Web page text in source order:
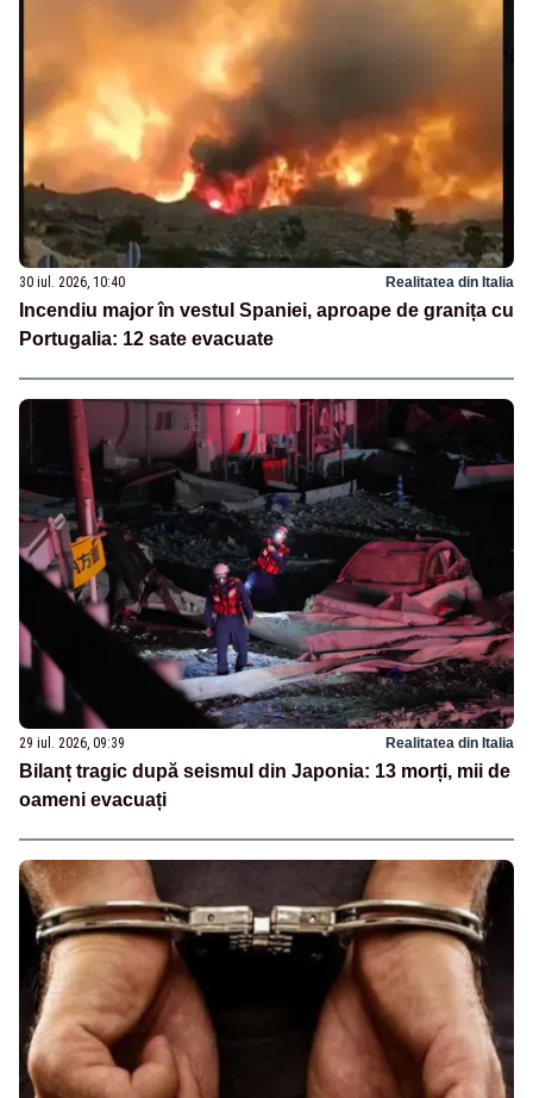
30 iul. 2026, 10:40 Realitatea din Italia
Incendiu major în vestul Spaniei, aproape de granița cu
Portugalia: 12 sate evacuate
29 iul. 2026, 09:39 Realitatea din Italia
Bilanț tragic după seismul din Japonia: 13 morți, mii de
oameni evacuați